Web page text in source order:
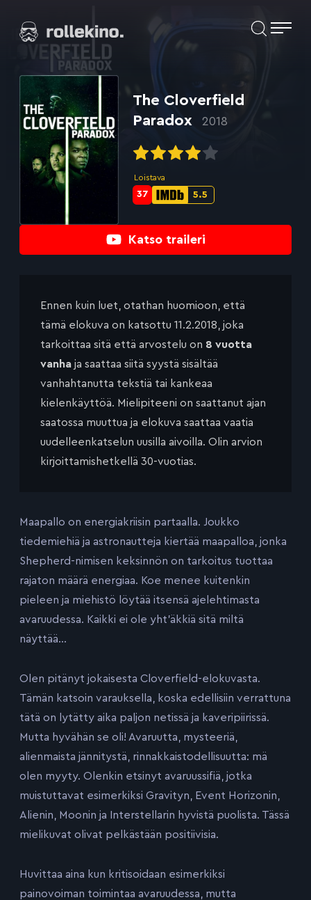
suoraan
sisältöön
Elokuvat ja elokuva-arviot | Rollekino.fi
Fiilistelyä
lopputekstien
jälkeen.
Katso traileri
The Cloverfield
Paradox
2018
Loistava
IMDb-
5.5
Metascore-
37
Ennen kuin luet, otathan huomioon, että
tämä elokuva on katsottu 11.2.2018, joka
tarkoittaa sitä että arvostelu on 8 vuotta
vanha ja saattaa siitä syystä sisältää
vanhahtanutta tekstiä tai kankeaa
kielenkäyttöä. Mielipiteeni on saattanut ajan
saatossa muuttua ja elokuva saattaa vaatia
uudelleenkatselun uusilla aivoilla. Olin arvion
kirjoittamishetkellä 30-vuotias.
Maapallo on energiakriisin partaalla. Joukko
tiedemiehiä ja astronautteja kiertää maapalloa, jonka
Shepherd-nimisen keksinnön on tarkoitus tuottaa
rajaton määrä energiaa. Koe menee kuitenkin
pieleen ja miehistö löytää itsensä ajelehtimasta
avaruudessa. Kaikki ei ole yht’äkkiä sitä miltä
näyttää…
Olen pitänyt jokaisesta Cloverfield-elokuvasta.
Tämän katsoin varauksella, koska edellisiin verrattuna
tätä on lytätty aika paljon netissä ja kaveripiirissä.
Mutta hyvähän se oli! Avaruutta, mysteeriä,
alienmaista jännitystä, rinnakkaistodellisuutta: mä
olen myyty. Olenkin etsinyt avaruussifiä, jotka
muistuttavat esimerkiksi Gravityn, Event Horizonin,
Alienin, Moonin ja Interstellarin hyvistä puolista. Tässä
mielikuvat olivat pelkästään positiivisia.
Huvittaa aina kun kritisoidaan esimerkiksi
painovoiman toimintaa avaruudessa, mutta